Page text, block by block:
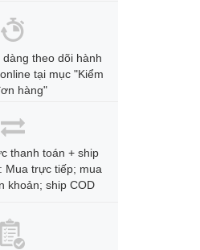
theo dõi hành
tại mục "Kiểm
hàng"
thanh toán + ship
Mua trực tiếp; mua
khoản; ship COD